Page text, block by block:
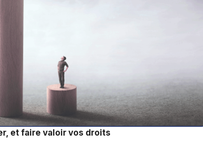
et faire valoir vos droits